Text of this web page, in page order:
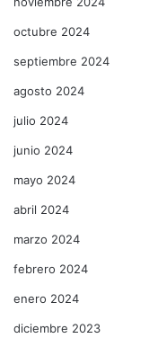
octubre 2024
septiembre 2024
agosto 2024
julio 2024
junio 2024
mayo 2024
abril 2024
marzo 2024
febrero 2024
enero 2024
diciembre 2023